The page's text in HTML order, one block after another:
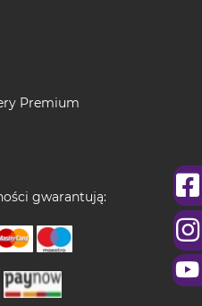
Premium
gwarantują: